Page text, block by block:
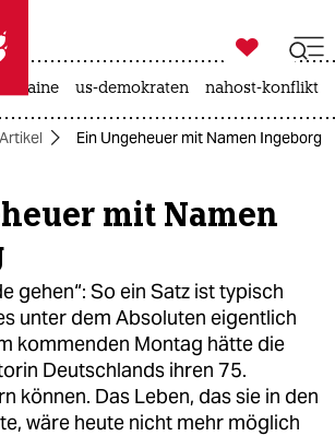
taz zahl ich
taz zahl ich

taz zahl ich
ukraine us-demokraten nahost-konflikt
Ein Ungeheuer mit Namen Ingeborg
mit Namen
gehen“: So ein Satz ist typisch
unter dem Absoluten eigentlich
kommenden Montag hätte die
Deutschlands ihren 75.
können. Das Leben, das sie in den
wäre heute nicht mehr möglich